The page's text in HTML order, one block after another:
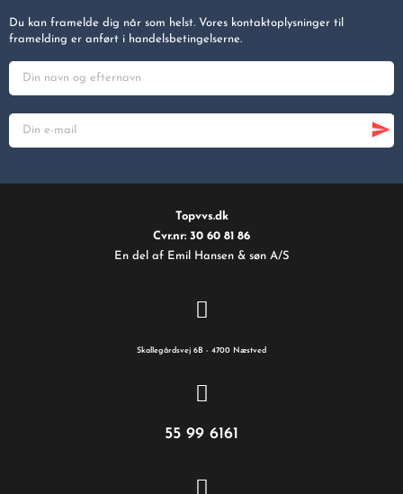
Du kan framelde dig når som helst. Vores kontaktoplysninger til
framelding er anført i handelsbetingelserne.
Topvvs.dk
Cvr.nr: 30 60 81 86
En del af Emil Hansen & søn A/S
Skallegårdsvej 6B - 4700 Næstved
55 99 6161